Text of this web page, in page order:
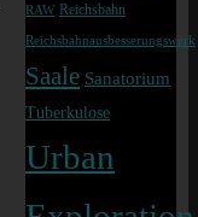
RAW Reichsbahn
Reichsbahnausbesserungswerk
Saale Sanatorium
Tuberkulose
Urban